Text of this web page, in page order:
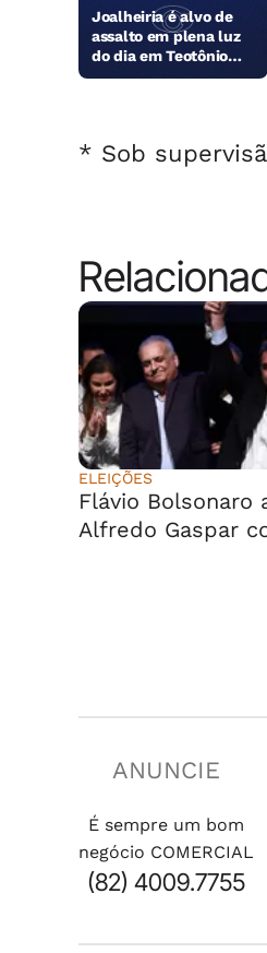
Joalheiria é alvo de
assalto em plena luz
do dia em Teotônio
Vilela
* Sob
ELEIÇÕES
Flávio Bolsonaro
Alfredo Gaspar
ANUNCIE
É sempre um bom
negócio COMERCIAL
(82) 4009.7755